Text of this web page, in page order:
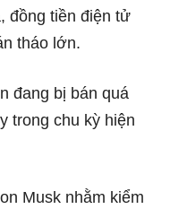
đồng tiền điện tử
tháo lớn.
đang bị bán quá
trong chu kỳ hiện
Musk nhằm kiểm